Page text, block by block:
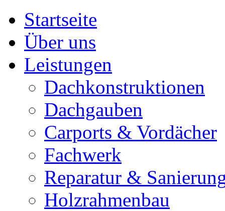
Startseite
Über uns
Leistungen
Dachkonstruktionen
Dachgauben
Carports & Vordächer
Fachwerk
Reparatur &
Holzrahmenbau